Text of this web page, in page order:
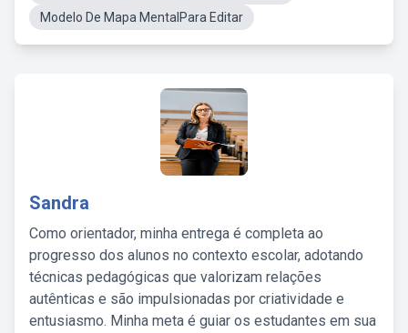
Modelo De Mapa MentalPara Editar
Sandra
Como orientador, minha entrega é completa ao
progresso dos alunos no contexto escolar, adotando
técnicas pedagógicas que valorizam relações
autênticas e são impulsionadas por criatividade e
entusiasmo. Minha meta é guiar os estudantes em sua